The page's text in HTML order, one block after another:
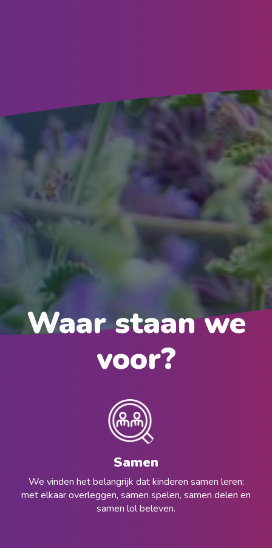
Waar staan we
voor?
Samen
We vinden het belangrijk dat kinderen samen leren:
met elkaar overleggen, samen spelen, samen delen en
samen lol beleven.